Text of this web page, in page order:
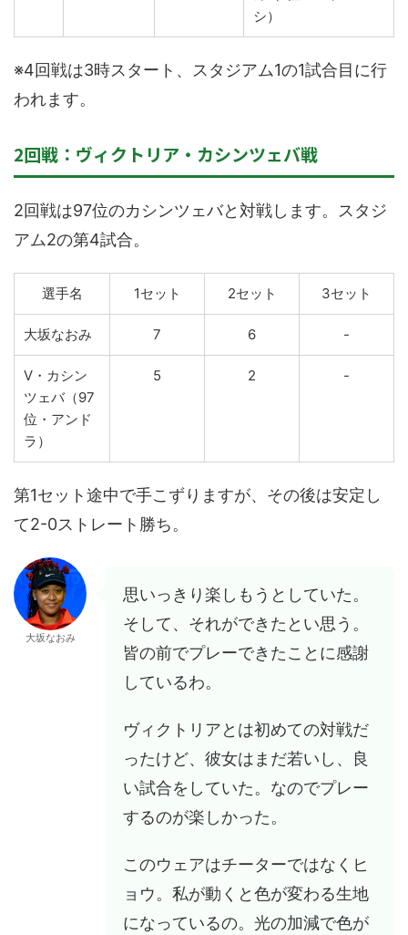
シ）
※4回戦は3時スタート、スタジアム1の1試合目に行
われます。
2回戦：ヴィクトリア・カシンツェバ戦
2回戦は97位のカシンツェバと対戦します。スタジ
アム2の第4試合。
選手名 1セット 2セット 3セット
大坂なおみ 7 6 -
V・カシン
ツェバ（97
位・アンド
ラ）
5 2 -
第1セット途中で手こずりますが、その後は安定し
て2-0ストレート勝ち。
大坂なおみ
思いっきり楽しもうとしていた。
そして、それができたとい思う。
皆の前でプレーできたことに感謝
しているわ。
ヴィクトリアとは初めての対戦だ
ったけど、彼女はまだ若いし、良
い試合をしていた。なのでプレー
するのが楽しかった。
このウェアはチーターではなくヒ
ョウ。私が動くと色が変わる生地
になっているの。光の加減で色が